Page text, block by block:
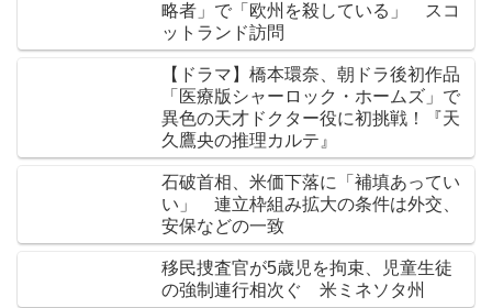
略者」で「欧州を殺している」 スコ
ットランド訪問
【ドラマ】橋本環奈、朝ドラ後初作品
「医療版シャーロック・ホームズ」で
異色の天才ドクター役に初挑戦！『天
久鷹央の推理カルテ』
石破首相、米価下落に「補填あってい
い」 連立枠組み拡大の条件は外交、
安保などの一致
移民捜査官が5歳児を拘束、児童生徒
の強制連行相次ぐ 米ミネソタ州